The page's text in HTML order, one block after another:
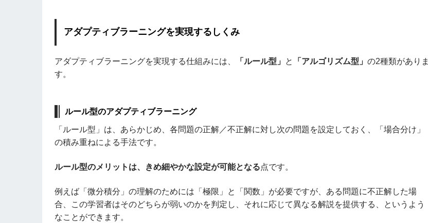
アダプティブラーニングを実現するしくみ
アダプティブラーニングを実現する仕組みには、 「ルール型」 と 「アルゴリズム型」 の2種類がありま
す。
ルール型のアダプティブラーニング
「ルール型」は、あらかじめ、各問題の正解／不正解に対し次の問題を設定しておく、「場合分け」
の積み重ねによる手法です。
ルール型のメリットは、きめ細やかな設定が可能となる点です。
例えば「微分積分」の理解のためには「極限」と「関数」が必要ですが、ある問題に不正解した場
合、この学習者はそのどちらが弱いのかを判定し、それに応じて異なる解説を提供する、というよう
なことができます。